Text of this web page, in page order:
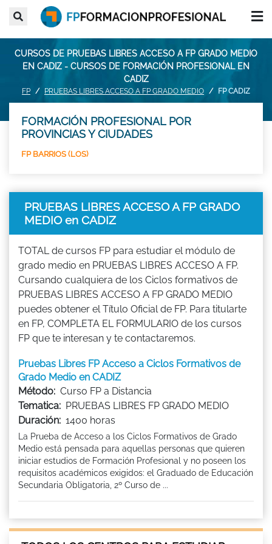
CURSOS DE PRUEBAS LIBRES ACCESO A FP GRADO MEDIO
EN CADIZ - CURSOS DE FORMACIÓN PROFESIONAL EN
CADIZ
FP PRUEBAS LIBRES ACCESO A FP GRADO MEDIO FP CADIZ
FORMACIÓN PROFESIONAL POR
PROVINCIAS Y CIUDADES
FP BARRIOS (LOS)
PRUEBAS LIBRES ACCESO A FP GRADO
MEDIO en CADIZ
TOTAL de cursos FP para estudiar el módulo de
grado medio en PRUEBAS LIBRES ACCESO A FP.
Cursando cualquiera de los Ciclos formativos de
PRUEBAS LIBRES ACCESO A FP GRADO MEDIO
puedes obtener el Título Oficial de FP. Para titularte
en FP, COMPLETA EL FORMULARIO de los cursos
FP que te interesan y te contactaremos.
Pruebas Libres FP Acceso a Ciclos Formativos de
Grado Medio en CADIZ
Método: Curso FP a Distancia
Tematica: PRUEBAS LIBRES FP GRADO MEDIO
Duración: 1400 horas
La Prueba de Acceso a los Ciclos Formativos de Grado
Medio está pensada para aquellas personas que quieren
iniciar estudios de Formación Profesional y no poseen los
requisitos académicos exigidos: el Graduado de Educación
Secundaria Obligatoria, 2º Curso de ...